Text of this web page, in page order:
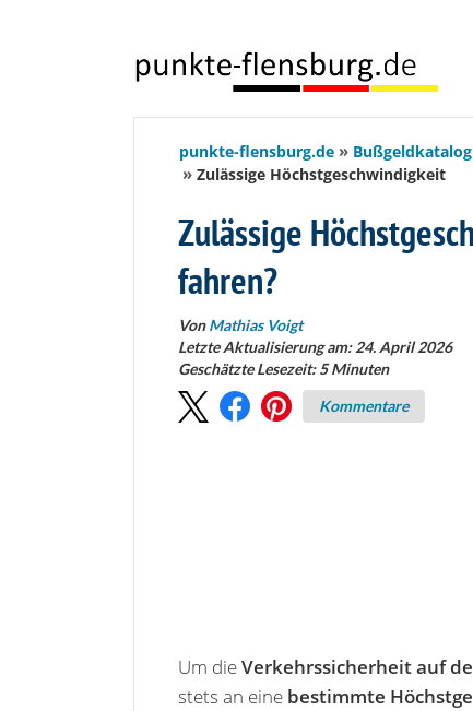
punkte-flensburg.de Bußgeldkatalog
Zulässige Höchstgeschwindigkeit
Zulässige
fahren?
VonMathias Voigt
Letzte Aktualisierung am: 24. April 2026
Geschätzte Lesezeit:5 Minuten
Kommentare
Um dieVerkehrssicherheit auf
stets an eine bestimmte